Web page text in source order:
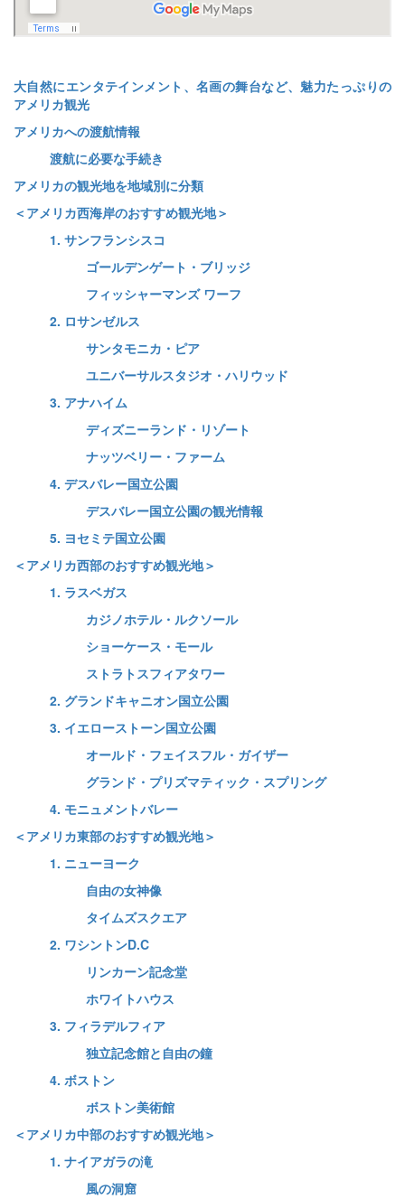
大自然にエンタテインメント、名画の舞台など、魅力たっぷりの
アメリカ観光
アメリカへの渡航情報
渡航に必要な手続き
アメリカの観光地を地域別に分類
＜アメリカ西海岸のおすすめ観光地＞
1. サンフランシスコ
ゴールデンゲート・ブリッジ
フィッシャーマンズ ワーフ
2. ロサンゼルス
サンタモニカ・ピア
ユニバーサルスタジオ・ハリウッド
3. アナハイム
ディズニーランド・リゾート
ナッツベリー・ファーム
4. デスバレー国立公園
デスバレー国立公園の観光情報
5. ヨセミテ国立公園
＜アメリカ西部のおすすめ観光地＞
1. ラスベガス
カジノホテル・ルクソール
ショーケース・モール
ストラトスフィアタワー
2. グランドキャニオン国立公園
3. イエローストーン国立公園
オールド・フェイスフル・ガイザー
グランド・プリズマティック・スプリング
4. モニュメントバレー
＜アメリカ東部のおすすめ観光地＞
1. ニューヨーク
自由の女神像
タイムズスクエア
2. ワシントンD.C
リンカーン記念堂
ホワイトハウス
3. フィラデルフィア
独立記念館と自由の鐘
4. ボストン
ボストン美術館
＜アメリカ中部のおすすめ観光地＞
1. ナイアガラの滝
風の洞窟